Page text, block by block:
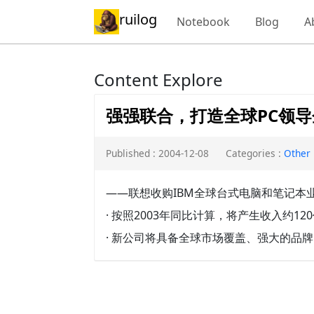
ruilog Notebook Blog
Content Explore
强强联合，打造全球PC领
Published : 2004-12-08 Categories : Other
——联想收购IBM全球台式电脑和笔记本
· 按照2003年同比计算，将产生收入约
· 新公司将具备全球市场覆盖、强大的品